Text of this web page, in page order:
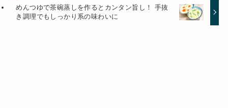
めんつゆで茶碗蒸しを作るとカンタン旨し！ 手抜
き調理でもしっかり系の味わいに